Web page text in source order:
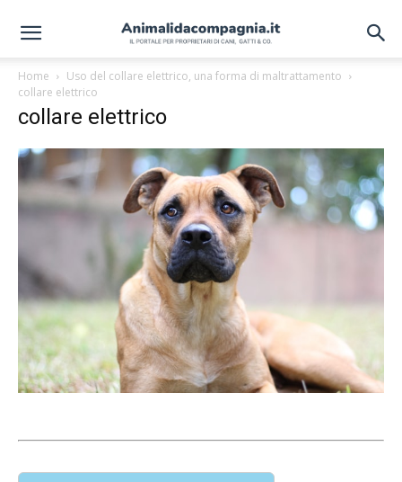
Home
Uso del collare elettrico, una forma di maltrattamento
collare elettrico
collare elettrico